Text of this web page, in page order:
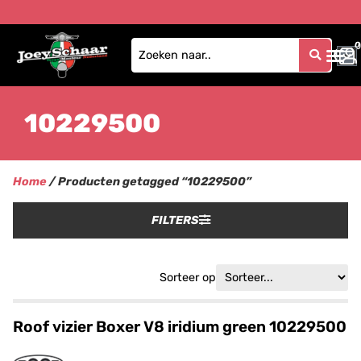
0
0
10229500
Home/ Producten getagged “10229500”
FILTERS
Sorteer op
Roof vizier Boxer V8 iridium green 10229500